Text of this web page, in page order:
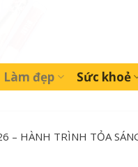
Làm đẹp Sức khoẻ
– HÀNH TRÌNH TỎA